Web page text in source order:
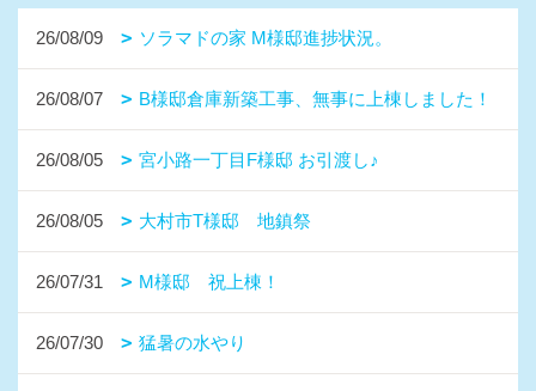
26/08/09 ソラマドの家 M様邸進捗状況。
26/08/07 B様邸倉庫新築工事、無事に上棟しました！
26/08/05 宮小路一丁目F様邸 お引渡し♪
26/08/05 大村市T様邸 地鎮祭
26/07/31 M様邸 祝上棟！
26/07/30 猛暑の水やり